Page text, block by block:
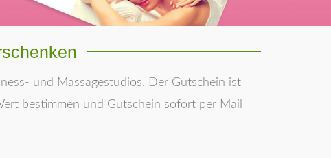
und Massagestudios. Der Gutschein ist
bestimmen und Gutschein sofort per Mail